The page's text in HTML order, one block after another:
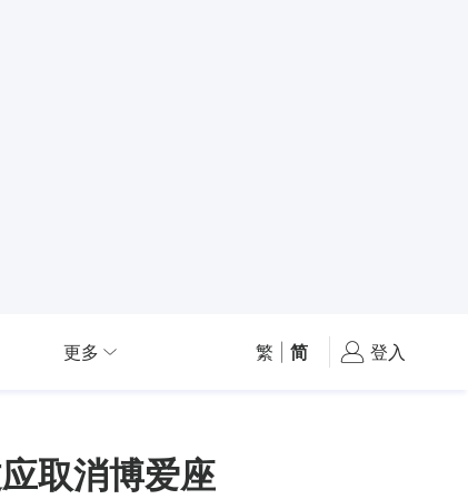
更多 繁 简 登入
取消博爱座